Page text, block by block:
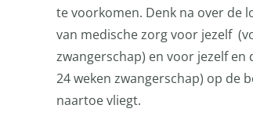
te voorkomen. Denk na over de
van medische zorg voor jezelf
zwangerschap) en voor jezelf en
24 weken zwangerschap) op de
naartoe vliegt.